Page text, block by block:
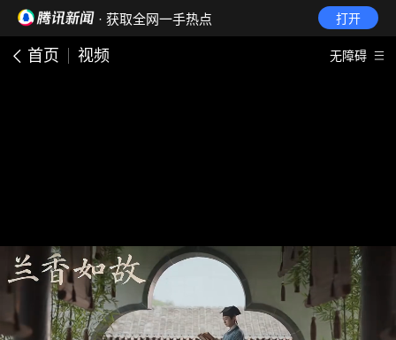
· 获取全网一手热点 打开
首页 视频 无障碍